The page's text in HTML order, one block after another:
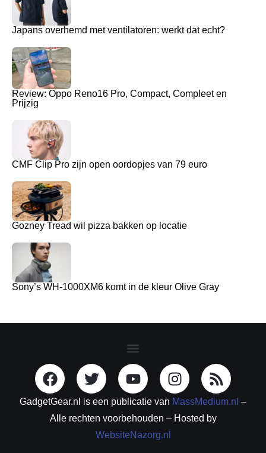
Japans overhemd met ventilatoren: werkt dat echt?
Review: Oppo Reno16 Pro, Compact, Compleet en
Prijzig
CMF Clip Pro zijn open oordopjes van 79 euro
Gozney Tread wil pizza bakken op locatie
Sony’s WH-1000XM6 komt in de kleur Olive Gray
GadgetGear.nl is een publicatie van MassMedium.nl –
Alle rechten voorbehouden – Hosted by
WebsiteNazorg.nl